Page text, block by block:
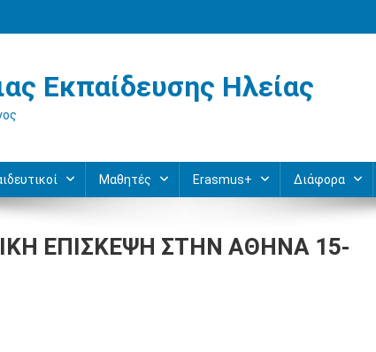
Εκπαίδευσης Ηλείας
Μαθητές Erasmus+ Διάφορα
ΕΠΙΣΚΕΨΗ ΣΤΗΝ ΑΘΗΝΑ 15-